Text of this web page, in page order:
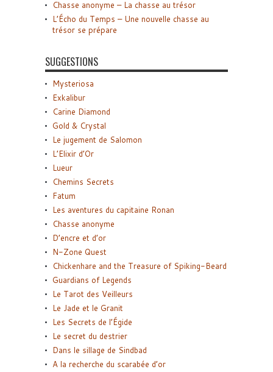
Chasse anonyme – La chasse au trésor
L’Écho du Temps – Une nouvelle chasse au
trésor se prépare
SUGGESTIONS
Mysteriosa
Exkalibur
Carine Diamond
Gold & Crystal
Le jugement de Salomon
L’Elixir d’Or
Lueur
Chemins Secrets
Fatum
Les aventures du capitaine Ronan
Chasse anonyme
D’encre et d’or
N-Zone Quest
Chickenhare and the Treasure of Spiking-Beard
Guardians of Legends
Le Tarot des Veilleurs
Le Jade et le Granit
Les Secrets de l’Égide
Le secret du destrier
Dans le sillage de Sindbad
A la recherche du scarabée d’or